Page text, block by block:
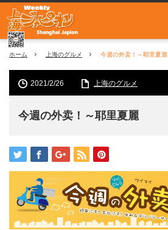
ホーム 上海のグルメ 今週の外卖！～耶里夏麗
2021/2/26 上海のグルメ
今週の外卖！～耶里夏麗